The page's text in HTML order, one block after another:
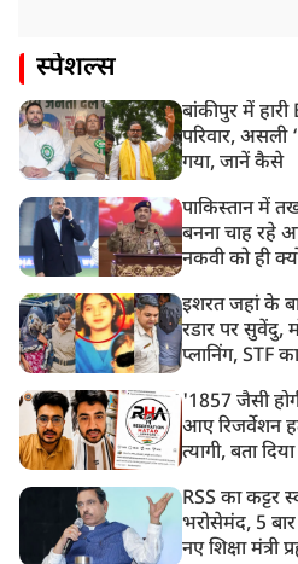
स्पेशल्स
बांकीपुर में
परिवार, असली
गया, जानें कैसे
पाकिस्तान में
बनना चाह रहे
नकवी को ही
इशरत जहां के
रडार पर सुवेंदु,
प्लानिंग, STF
'1857 जैसी
आए रिजर्वेशन
त्यागी, बता
RSS का कट्टर
भरोसेमंद, 5
नए शिक्षा मंत्री